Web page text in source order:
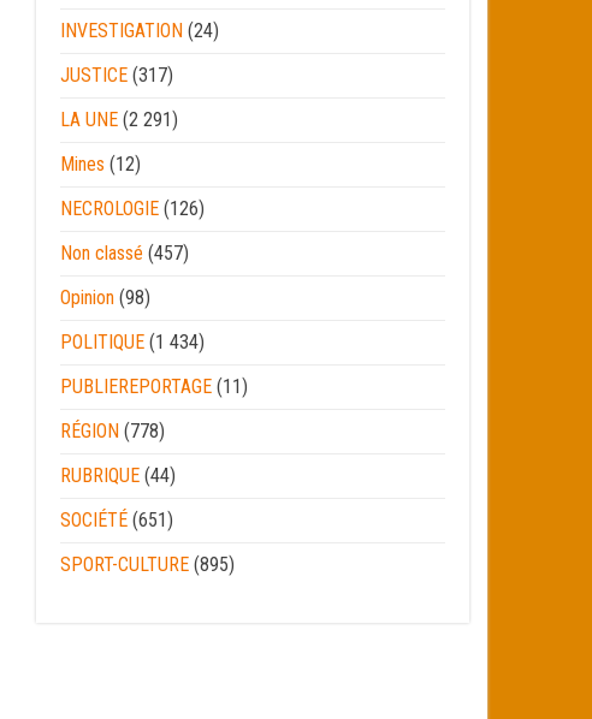
INVESTIGATION (24)
JUSTICE (317)
LA UNE (2 291)
Mines (12)
NECROLOGIE (126)
Non classé (457)
Opinion (98)
POLITIQUE (1 434)
PUBLIEREPORTAGE (11)
RÉGION (778)
RUBRIQUE (44)
SOCIÉTÉ (651)
SPORT-CULTURE (895)